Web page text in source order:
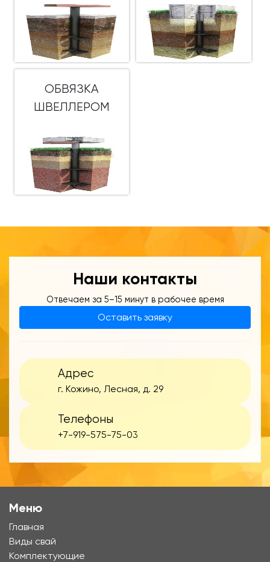
ОБВЯЗКА
ШВЕЛЛЕРОМ
Наши контакты
Отвечаем за 5–15 минут в рабочее время
Оставить заявку
Адрес
г. Кожино, Лесная, д. 29
Телефоны
+7-919-575-75-03
Меню
Главная
Виды свай
Комплектующие